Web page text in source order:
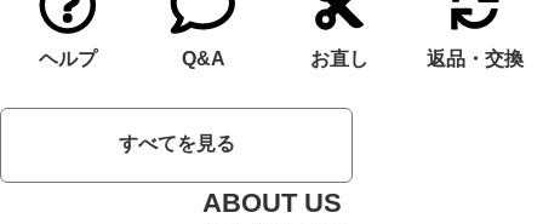
ヘルプ Q&A お直し 返品・交換
すべてを見る